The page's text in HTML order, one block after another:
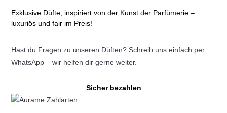
Produktseite
Exklusive Düfte, inspiriert von der Kunst der Parfümerie –
luxuriös und fair im Preis!
Hast du Fragen zu unseren Düften? Schreib uns einfach per
WhatsApp – wir helfen dir gerne weiter.
Sicher bezahlen